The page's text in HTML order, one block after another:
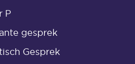
P
gesprek
Gesprek